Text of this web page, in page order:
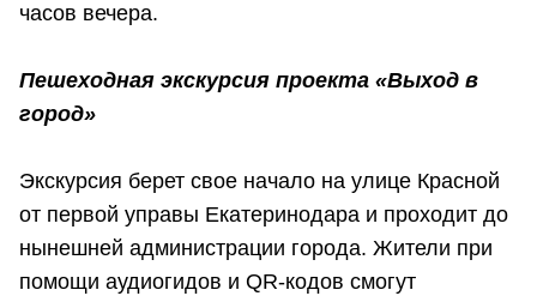
часов вечера.
Пешеходная экскурсия проекта «Выход в
город»
Экскурсия берет свое начало на улице Красной
от первой управы Екатеринодара и проходит до
нынешней администрации города. Жители при
помощи аудиогидов и QR-кодов смогут